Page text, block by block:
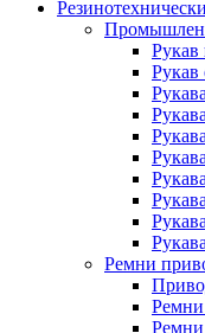
Ремни